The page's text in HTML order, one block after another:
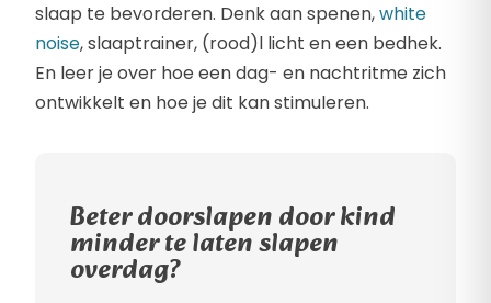
slaap te bevorderen. Denk aan spenen,white
noise, slaaptrainer, (rood)l licht en een bedhek.
En leer je over hoe een dag- en nachtritme zich
ontwikkelt en hoe je dit kan stimuleren.
Beter doorslapen door kind
minder te laten slapen
overdag?